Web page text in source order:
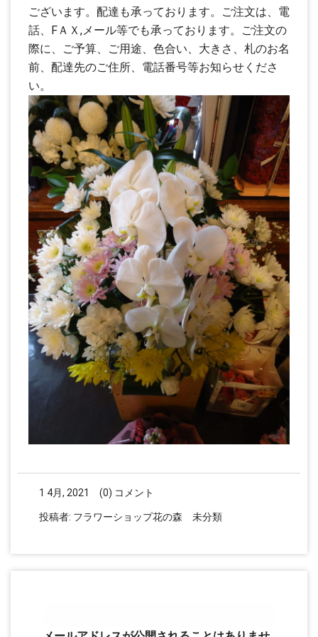
ございます。配達も承っております。ご注文は、電
話、FＡＸ,メール等でも承っております。ご注文の
際に、ご予算、ご用途、色合い、大きさ、札のお名
前、配達先のご住所、電話番号等お知らせくださ
い。
1 4月, 2021 (0) コメント
投稿者: フラワーショップ花の森 未分類